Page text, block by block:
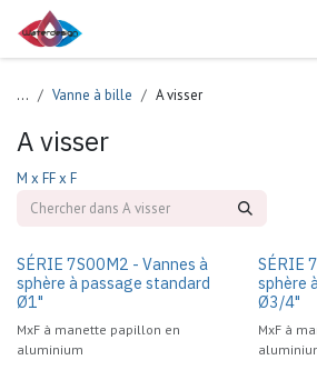
Se rendre au contenu
... Vanne à bille A visser
A visser
M x FF x F
SÉRIE 7S00M2 - Vannes à
sphère à passage standard
Ø1"
MxF à manette papillon en
aluminium
SÉRIE
sphère
Ø3/4"
MxF à